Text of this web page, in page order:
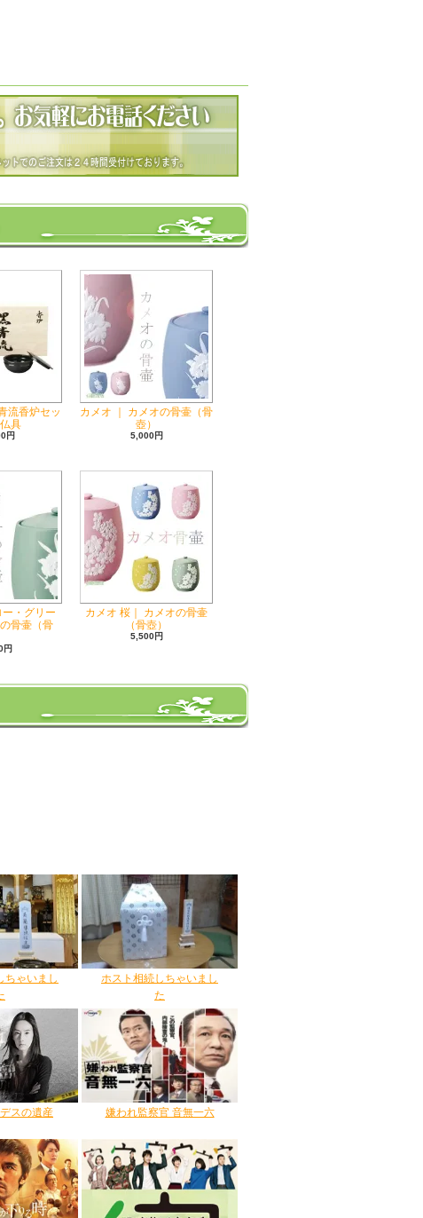
流香炉セッ
具
円
カメオ ｜ カメオの骨壷（骨
壺）
5,000円
・グリー
骨壷（骨
円
カメオ 桜｜ カメオの骨壷
（骨壺）
5,500円
ちゃいまし
ホスト相続しちゃいまし
た
スの遺産 嫌われ監察官 音無一六